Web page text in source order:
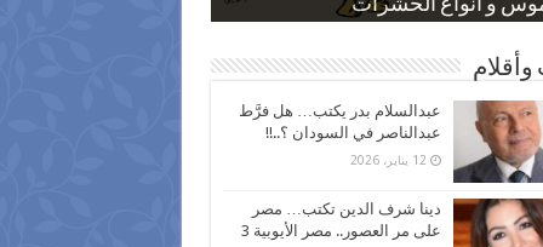
و أنواع الحشرات
بعد ارتفاع الأسعار
نسبة الطلاق في مصر
كاركاتيرية
كاركاتيرية
وأقلام
عبدالسلام بدر يكتب… هل فرَّط
عبدالناصر في السودان ؟..!!
12 يناير، 2026
دينا شرف الدين تكتب… مصر
على مر العصور.. مصر الأيوبية 3